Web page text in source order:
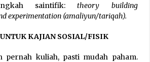
saintifik:theory building
experimentation (amaliyun/tariqah).
KAJIAN SOSIAL/FISIK
pernah kuliah, pasti mudah paham.